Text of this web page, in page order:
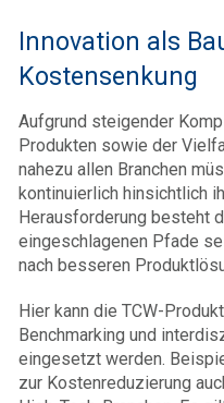
Innovation als
Kostensenkung
Aufgrund steigender
Produkten sowie der
nahezu allen Branchen
kontinuierlich hinsichtlich
Herausforderung besteht
eingeschlagenen Pfade
nach besseren
Hier kann die TCW-
Benchmarking und
eingesetzt werden.
zur Kostenreduzierung